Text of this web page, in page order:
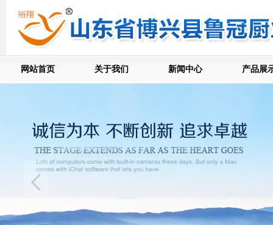
网站首页 关于我们 新闻中心 产品展